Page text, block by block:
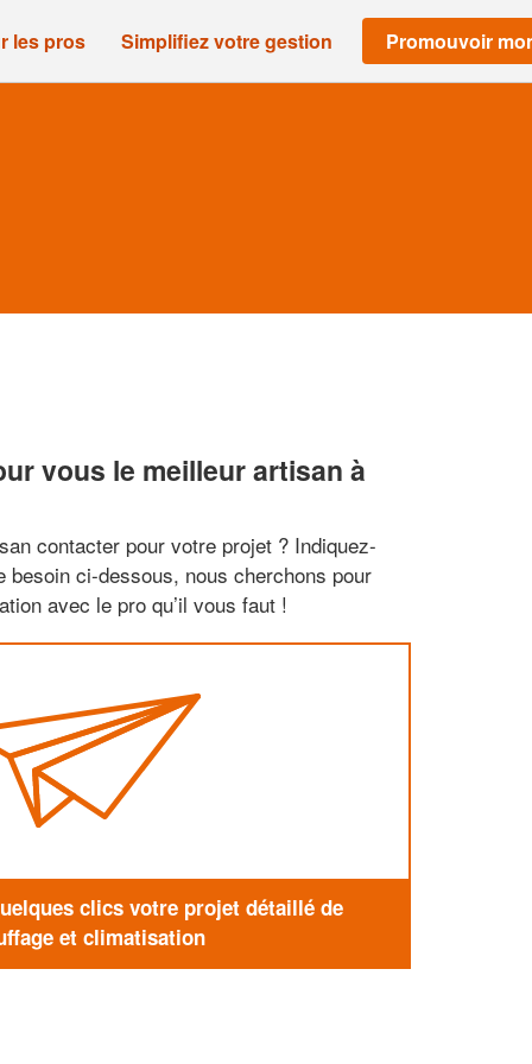
les pros Simplifiez votre gestion Promouvoir
vous le meilleur artisan à
contacter pour votre projet ? Indiquez-
besoin ci-dessous, nous cherchons pour
avec le pro qu’il vous faut !
clics votre projet détaillé de
et climatisation